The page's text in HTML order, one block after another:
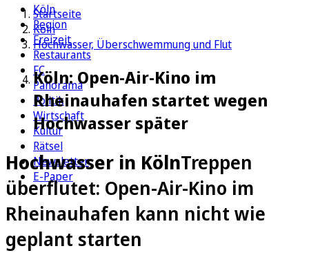
Köln
Region
Freizeit
Restaurants
FC
Panorama
Politik
Wirtschaft
Kultur
Rätsel
Newsletter
E-Paper
Startseite
Köln
Hochwasser, Überschwemmung und Flut
Köln: Open-Air-Kino im
Rheinauhafen startet wegen
Hochwasser später
Hochwasser in KölnTreppen
überflutet: Open-Air-Kino im
Rheinauhafen kann nicht wie
geplant starten